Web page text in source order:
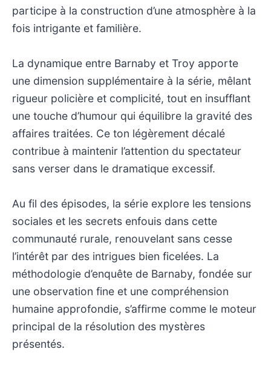
participe à la construction d’une atmosphère à la
fois intrigante et familière.
La dynamique entre Barnaby et Troy apporte
une dimension supplémentaire à la série, mêlant
rigueur policière et complicité, tout en insufflant
une touche d’humour qui équilibre la gravité des
affaires traitées. Ce ton légèrement décalé
contribue à maintenir l’attention du spectateur
sans verser dans le dramatique excessif.
Au fil des épisodes, la série explore les tensions
sociales et les secrets enfouis dans cette
communauté rurale, renouvelant sans cesse
l’intérêt par des intrigues bien ficelées. La
méthodologie d’enquête de Barnaby, fondée sur
une observation fine et une compréhension
humaine approfondie, s’affirme comme le moteur
principal de la résolution des mystères
présentés.